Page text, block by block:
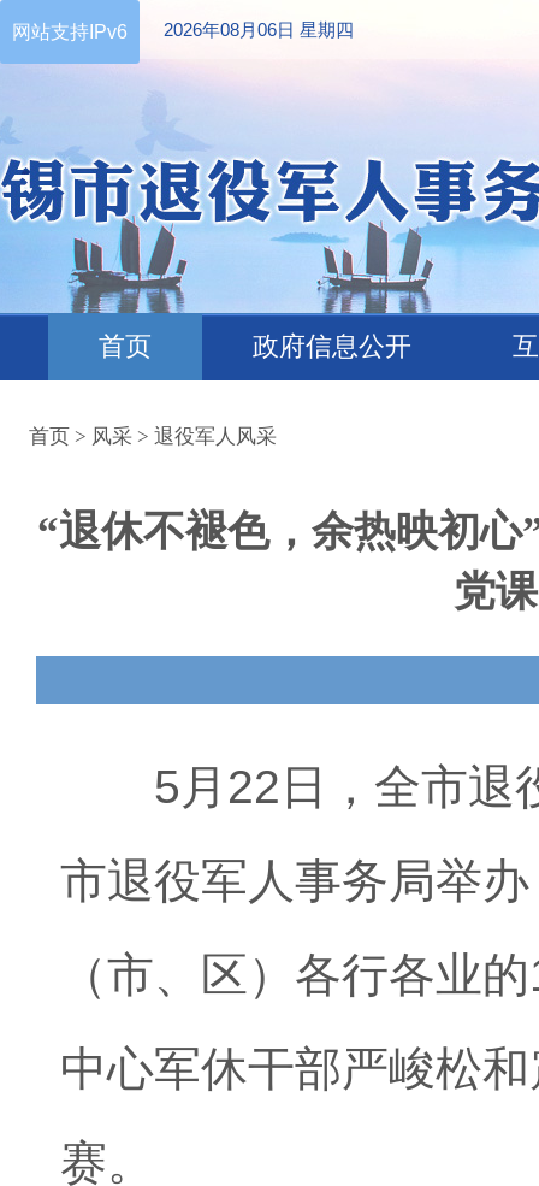
网站支持IPv6 2026年08月06日 星期四
首页 政府信息公开
首页 > 风采 > 退役军人风采
“退休不褪色，余热映初
党
5月22日，全市退役
市退役军人事务局举
（市、区）各行各业
中心军休干部严峻松
赛。